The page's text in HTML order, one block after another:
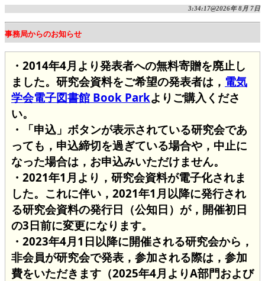
3:34:17@2026年 8月 7日
事務局からのお知らせ
・2014年4月より発表者への無料寄贈を廃止し
ました。研究会資料をご希望の発表者は， 電気
学会電子図書館 Book Parkよりご購入くださ
い。
・「申込」ボタンが表示されている研究会であ
っても，申込締切を過ぎている場合や，中止に
なった場合は，お申込みいただけません。
・2021年1月より，研究会資料が電子化されま
した。これに伴い，2021年1月以降に発行され
る研究会資料の発行日（公知日）が，開催初日
の3日前に変更になります。
・2023年4月1日以降に開催される研究会から，
非会員が研究会で発表，参加される際は，参加
費をいただきます（2025年4月よりA部門および